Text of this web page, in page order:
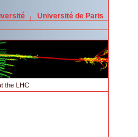
Université de Paris
the LHC